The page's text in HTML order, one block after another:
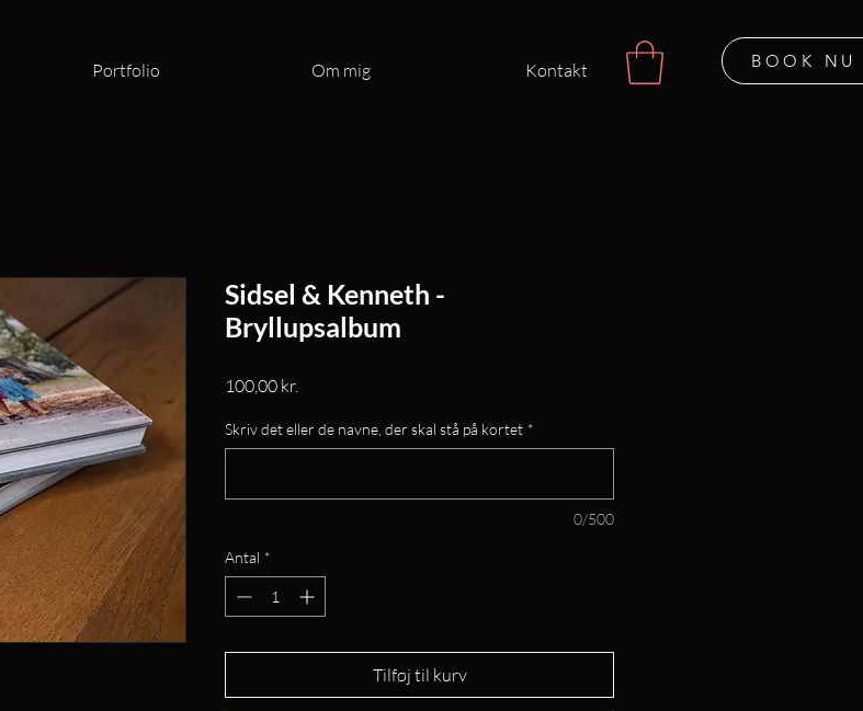
Portfolio Om mig Kontakt BOOK NU
Sidsel & Kenneth -
Bryllupsalbum
100,00 kr.
Skriv det eller de navne, der skal stå på kortet *
0/500
Antal *
Tilføj til kurv